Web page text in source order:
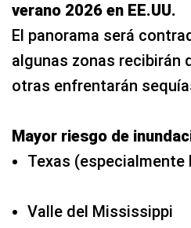
verano 2026 en EE.UU.
El panorama será
algunas zonas recibirán
otras enfrentarán
Mayor riesgo de
Texas (especialmente
Valle del Mississippi